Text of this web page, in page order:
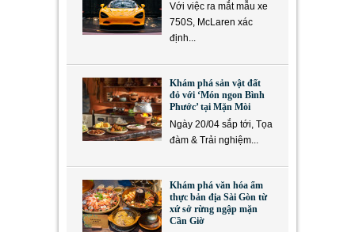
Với việc ra mắt mẫu xe
750S, McLaren xác
định...
Khám phá sản vật đất
đỏ với ‘Món ngon Bình
Phước’ tại Mặn Mòi
Ngày 20/04 sắp tới, Tọa
đàm & Trải nghiệm...
Khám phá văn hóa ẩm
thực bản địa Sài Gòn từ
xứ sở rừng ngập mặn
Cần Giờ